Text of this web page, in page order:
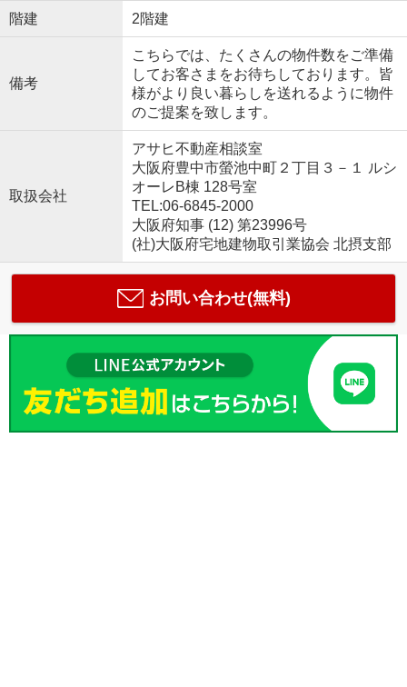
階建 2階建
備考
こちらでは、たくさんの物件数をご準備
してお客さまをお待ちしております。皆
様がより良い暮らしを送れるように物件
のご提案を致します。
取扱会社
アサヒ不動産相談室
大阪府豊中市螢池中町２丁目３－１ ルシ
オーレB棟 128号室
TEL:06-6845-2000
大阪府知事 (12) 第23996号
(社)大阪府宅地建物取引業協会 北摂支部
お問い合わせ(無料)